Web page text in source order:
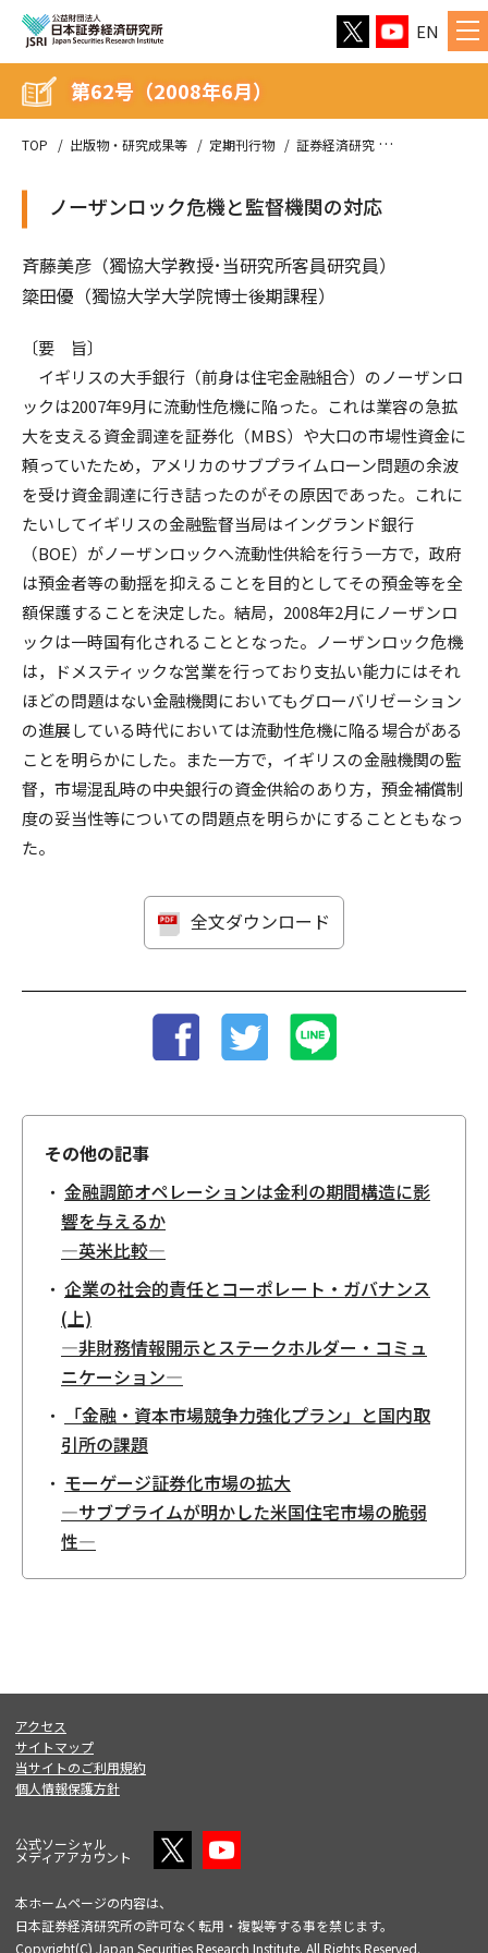
EN
TOP 出版物・研究成果等 定期刊行物 証券経済研究
第62号（2008年6月）
ノーザンロック危機と監督機関の対応
斉藤美彦（獨協大学教授･当研究所客員研究員）
簗田優（獨協大学大学院博士後期課程）
〔要 旨〕
イギリスの大手銀行（前身は住宅金融組合）のノーザンロ
ックは2007年9月に流動性危機に陥った。これは業容の急拡
大を支える資金調達を証券化（MBS）や大口の市場性資金に
頼っていたため，アメリカのサブプライムローン問題の余波
を受け資金調達に行き詰ったのがその原因であった。これに
たいしてイギリスの金融監督当局はイングランド銀行
（BOE）がノーザンロックへ流動性供給を行う一方で，政府
は預金者等の動揺を抑えることを目的としてその預金等を全
額保護することを決定した。結局，2008年2月にノーザンロ
ックは一時国有化されることとなった。ノーザンロック危機
は，ドメスティックな営業を行っており支払い能力にはそれ
ほどの問題はない金融機関においてもグローバリゼーション
の進展している時代においては流動性危機に陥る場合がある
ことを明らかにした。また一方で，イギリスの金融機関の監
督，市場混乱時の中央銀行の資金供給のあり方，預金補償制
度の妥当性等についての問題点を明らかにすることともなっ
た。
全文ダウンロード
その他の記事
金融調節オペレーションは金利の期間構造に影
響を与えるか
―英米比較―
企業の社会的責任とコーポレート・ガバナンス
(上)
―非財務情報開示とステークホルダー・コミュ
ニケーション―
「金融・資本市場競争力強化プラン」と国内取
引所の課題
モーゲージ証券化市場の拡大
―サブプライムが明かした米国住宅市場の脆弱
性―
アクセス
サイトマップ
当サイトのご利用規約
個人情報保護方針
公式ソーシャル
メディアアカウント
本ホームページの内容は、
日本証券経済研究所の許可なく転用・複製等する事を禁じます。
Copyright(C) Japan Securities Research Institute. All Rights Reserved.